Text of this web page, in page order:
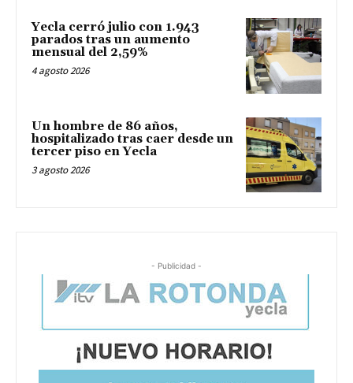
Yecla cerró julio con 1.943
parados tras un aumento
mensual del 2,59%
4 agosto 2026
Un hombre de 86 años,
hospitalizado tras caer desde un
tercer piso en Yecla
3 agosto 2026
- Publicidad -